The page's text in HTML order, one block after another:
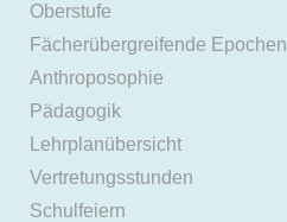
Oberstufe
Fächerübergreifende Epochen
Anthroposophie
Pädagogik
Lehrplanübersicht
Vertretungsstunden
Schulfeiern